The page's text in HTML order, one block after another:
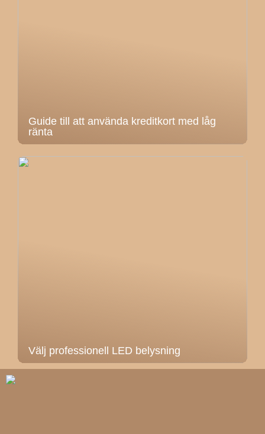
Guide till att använda kreditkort med låg
ränta
Välj professionell LED belysning